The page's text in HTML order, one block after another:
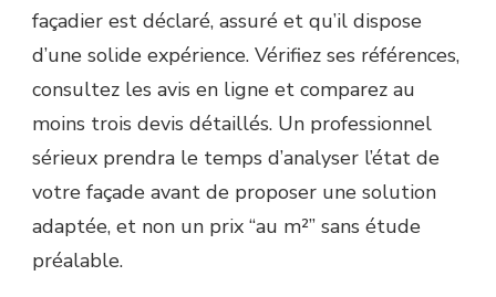
façadier est déclaré, assuré et qu’il dispose
d’une solide expérience. Vérifiez ses références,
consultez les avis en ligne et comparez au
moins trois devis détaillés. Un professionnel
sérieux prendra le temps d’analyser l’état de
votre façade avant de proposer une solution
adaptée, et non un prix “au m²” sans étude
préalable.